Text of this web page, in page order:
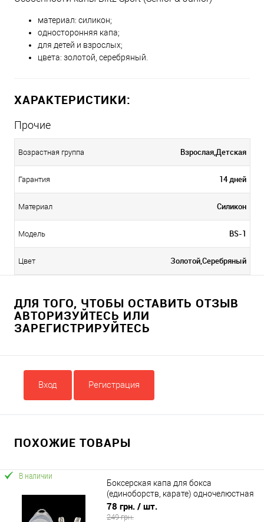
материал: силикон;
односторонняя капа;
для детей и взрослых;
цвета: золотой, серебряный.
ХАРАКТЕРИСТИКИ:
Прочие
Возрастная группа Взрослая,Детская
Гарантия 14 дней
Материал Силикон
Модель BS-1
Цвет Золотой,Серебряный
ДЛЯ ТОГО, ЧТОБЫ ОСТАВИТЬ ОТЗЫВ
АВТОРИЗУЙТЕСЬ ИЛИ
ЗАРЕГИСТРИРУЙТЕСЬ
Вход Регистрация
ПОХОЖИЕ ТОВАРЫ
В наличии
Боксерская капа для бокса
(единоборств, карате) одночелюстная
OSPORT (MS 2115)
78 грн. / шт.
249 грн.